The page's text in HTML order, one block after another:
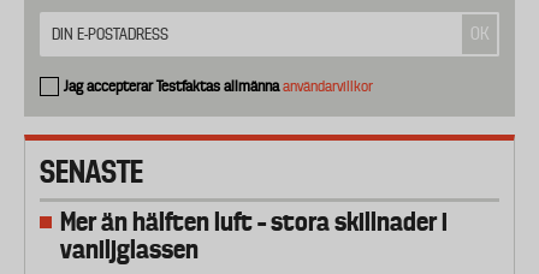
Jag accepterar Testfaktas allmännaanvändarvillkor
SENASTE
Mer än hälften luft – stora skillnader i
vaniljglassen